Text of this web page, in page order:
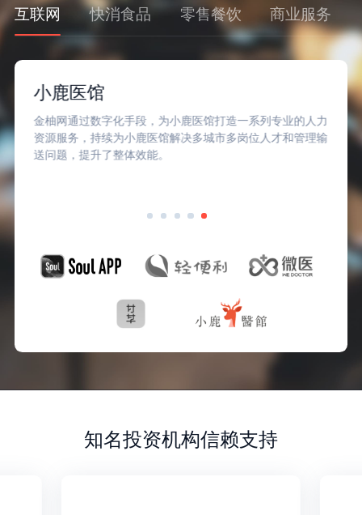
互联网 快消食品 零售餐饮 商业服务
小鹿医馆
金柚网通过数字化手段，为小鹿医馆打造一系列专业的人力
资源服务，持续为小鹿医馆解决多城市多岗位人才和管理输
送问题，提升了整体效能。
知名投资机构信赖支持